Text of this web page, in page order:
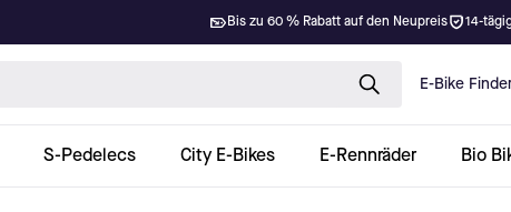
Bis zu 60 % Rabatt auf den Neupreis 14-
E-Bike
S-Pedelecs City E-Bikes E-Rennräder Bio